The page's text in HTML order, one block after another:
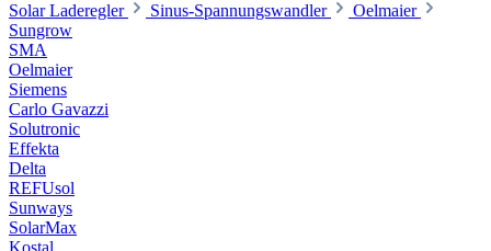
Solar Laderegler
Sinus-Spannungswandler
Oelmaier
Sungrow
SMA
Oelmaier
Siemens
Carlo Gavazzi
Solutronic
Effekta
Delta
REFUsol
Sunways
SolarMax
Kostal